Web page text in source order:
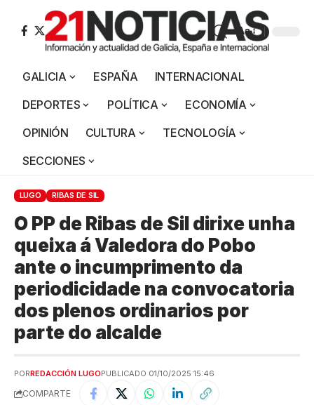
Aa
GALICIA ESPAÑA
INTERNACIONAL
DEPORTES
POLÍTICA
ECONOMÍA
OPINIÓN
CULTURA
TECNOLOGÍA
SECCIONES
LUGO RIBAS DE SIL
O PP de Ribas de Sil dirixe unha
queixa á Valedora do Pobo
ante o incumprimento da
periodicidade na convocatoria
dos plenos ordinarios por
parte do alcalde
PORREDACCIÓN LUGOPUBLICADO 01/10/2025 15:46
COMPARTE